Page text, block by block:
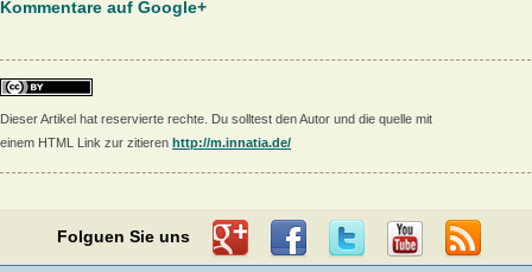
Kommentare auf Google+
Dieser Artikel hat reservierte rechte. Du solltest den Autor und die quelle mit
einem HTML Link zur zitieren http://m.innatia.de/
Folguen Sie uns